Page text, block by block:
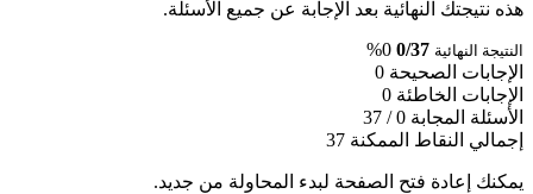
هذه نتيجتك النهائية بعد الإجابة عن جميع الأسئلة.
النتيجة النهائية 0/37
0%
الإجابات الصحيحة 0
الإجابات الخاطئة 0
الأسئلة المجابة 0 / 37
إجمالي النقاط الممكنة 37
يمكنك إعادة فتح الصفحة لبدء المحاولة من جديد.